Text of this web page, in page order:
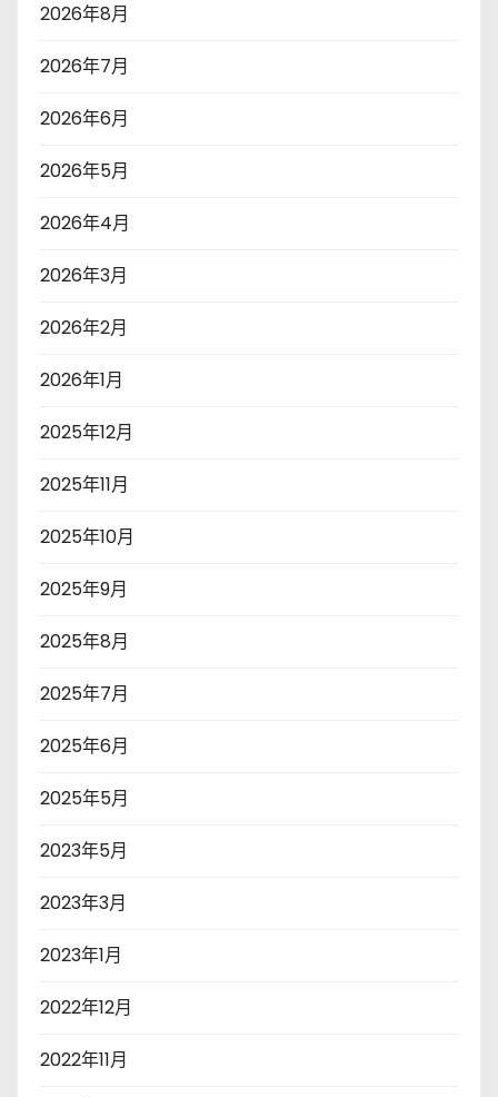
2026年8月
2026年7月
2026年6月
2026年5月
2026年4月
2026年3月
2026年2月
2026年1月
2025年12月
2025年11月
2025年10月
2025年9月
2025年8月
2025年7月
2025年6月
2025年5月
2023年5月
2023年3月
2023年1月
2022年12月
2022年11月